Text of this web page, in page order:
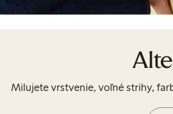
Milujete vrstvenie, voľné strihy,